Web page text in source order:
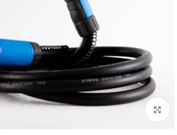
برای بزرگنمایی کلیک کنید